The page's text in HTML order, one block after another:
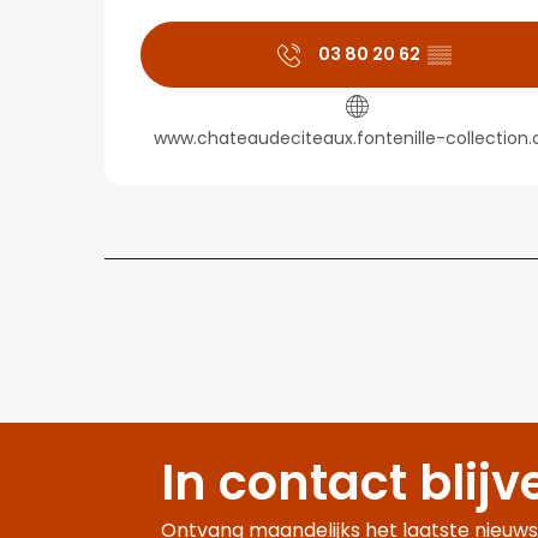
03 80 20 62 ▒▒
www.chateaudeciteaux.fontenille-
In contact
Ontvang maandelijks het laatste